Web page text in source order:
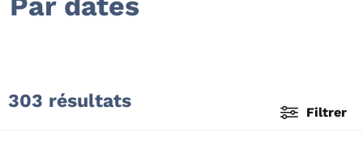
303 résultats
Filtrer